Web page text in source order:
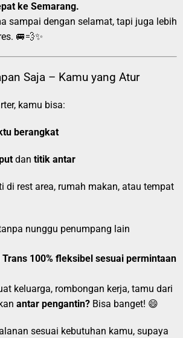
ke Semarang.
sampai dengan selamat, tapi juga lebih
🚐💨✨
Saja – Kamu yang Atur
kamu bisa:
berangkat
dan titik antar
di rest area, rumah makan, atau tempat
nunggu penumpang lain
100% fleksibel sesuai permintaan
keluarga, rombongan kerja, tamu dari
antar pengantin? Bisa banget! 😄
sesuai kebutuhan kamu, supaya